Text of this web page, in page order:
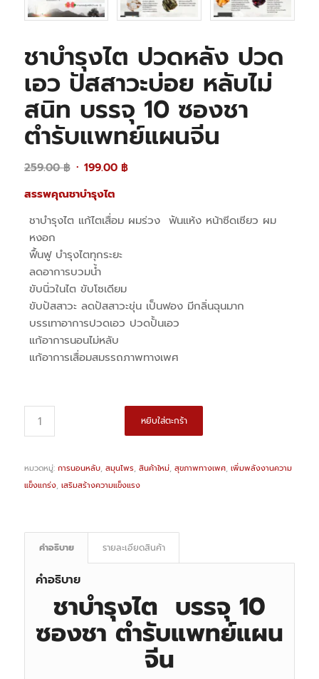
ชาบำรุงไต ปวดหลัง ปวด
เอว ปัสสาวะบ่อย หลับไม่
สนิท บรรจุ 10 ซองชา
ตำรับแพทย์แผนจีน
259.00฿ Original
was:
259.00 ฿.
199.00 ฿Current
199.00 ฿.
สรรพคุณชาบำรุงไต
ชาบำรุงไต แก้ไตเสื่อม ผมร่วง ฟันแห้ง หน้าซีดเซียว ผม
หงอก
ฟื้นฟู บำรุงไตทุกระยะ
ลดอาการบวมน้ำ
ขับนิ่วในไต ขับโซเดียม
ขับปัสสาวะ ลดปัสสาวะขุ่น เป็นฟอง มีกลิ่นฉุนมาก
บรรเทาอาการปวดเอว ปวดปั้นเอว
แก้อาการนอนไม่หลับ
แก้อาการเสื่อมสมรรถภาพทางเพศ
หยิบใส่ตะกร้า
หมวดหมู่: การนอนหลับ, สมุนไพร, สินค้าใหม่, สุขภาพทางเพศ, เพิ่มพลังงานความ
แข็งแกร่ง, เสริมสร้างความแข็งแรง
คำอธิบาย รายละเอียดสินค้า
คำอธิบาย
ชาบำรุงไต บรรจุ 10
ซองชา ตำรับแพทย์แผน
จีน